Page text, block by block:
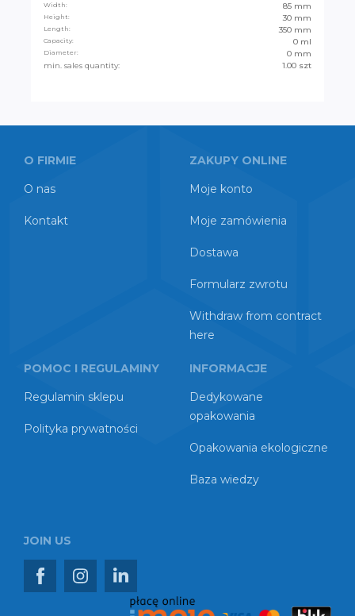
Width: 85 mm
Height: 30 mm
Length: 350 mm
Capacity: 0 ml
Diameter:
0 mm
min. sales quantity:
1.00 szt
O FIRMIE
O nas
Kontakt
ZAKUPY ONLINE
Moje konto
Moje zamówienia
Dostawa
Formularz zwrotu
Withdraw from contract
here
POMOC I REGULAMINY
Regulamin sklepu
Polityka prywatności
INFORMACJE
Dedykowane
opakowania
Opakowania ekologiczne
Baza wiedzy
JOIN US